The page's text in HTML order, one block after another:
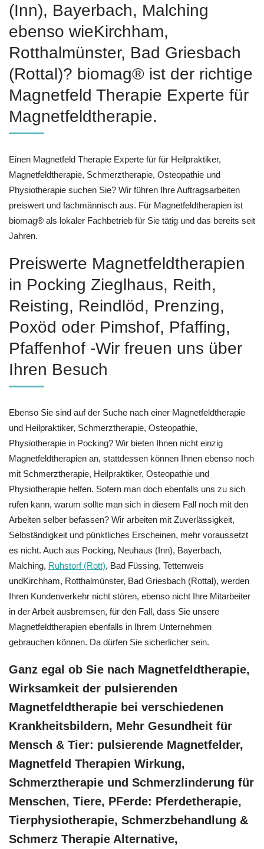
(Inn), Bayerbach, Malching
ebenso wieKirchham,
Rotthalmünster, Bad Griesbach
(Rottal)? biomag® ist der richtige
Magnetfeld Therapie Experte für
Magnetfeldtherapie.
Einen Magnetfeld Therapie Experte für für Heilpraktiker,
Magnetfeldtherapie, Schmerztherapie, Osteopathie und
Physiotherapie suchen Sie? Wir führen Ihre Auftragsarbeiten
preiswert und fachmännisch aus. Für Magnetfeldtherapien ist
biomag® als lokaler Fachbetrieb für Sie tätig und das bereits seit
Jahren.
Preiswerte Magnetfeldtherapien
in Pocking Zieglhaus, Reith,
Reisting, Reindlöd, Prenzing,
Poxöd oder Pimshof, Pfaffing,
Pfaffenhof -Wir freuen uns über
Ihren Besuch
Ebenso Sie sind auf der Suche nach einer Magnetfeldtherapie
und Heilpraktiker, Schmerztherapie, Osteopathie,
Physiotherapie in Pocking? Wir bieten Ihnen nicht einzig
Magnetfeldtherapien an, stattdessen können Ihnen ebenso noch
mit Schmerztherapie, Heilpraktiker, Osteopathie und
Physiotherapie helfen. Sofern man doch ebenfalls uns zu sich
rufen kann, warum sollte man sich in diesem Fall noch mit den
Arbeiten selber befassen? Wir arbeiten mit Zuverlässigkeit,
Selbständigkeit und pünktliches Erscheinen, mehr voraussetzt
es nicht. Auch aus Pocking, Neuhaus (Inn), Bayerbach,
Malching, Ruhstorf (Rott), Bad Füssing, Tettenweis
undKirchham, Rotthalmünster, Bad Griesbach (Rottal), werden
Ihren Kundenverkehr nicht stören, ebenso nicht Ihre Mitarbeiter
in der Arbeit ausbremsen, für den Fall, dass Sie unsere
Magnetfeldtherapien ebenfalls in Ihrem Unternehmen
gebrauchen können. Da dürfen Sie sicherlicher sein.
Ganz egal ob Sie nach Magnetfeldtherapie,
Wirksamkeit der pulsierenden
Magnetfeldtherapie bei verschiedenen
Krankheitsbildern, Mehr Gesundheit für
Mensch & Tier: pulsierende Magnetfelder,
Magnetfeld Therapien Wirkung,
Schmerztherapie und Schmerzlinderung für
Menschen, Tiere, PFerde: Pferdetherapie,
Tierphysiotherapie, Schmerzbehandlung &
Schmerz Therapie Alternative,